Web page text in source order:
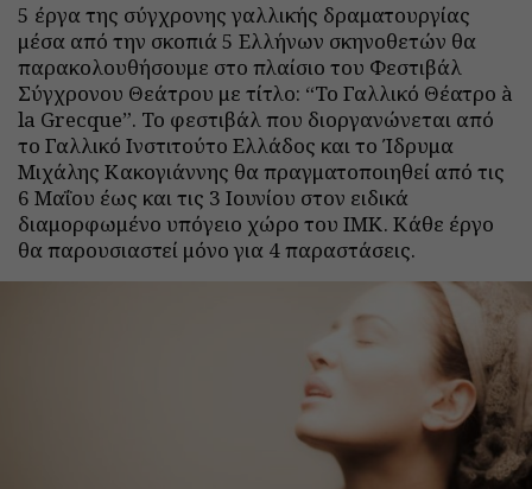
5 έργα της σύγχρονης γαλλικής δραματουργίας
μέσα από την σκοπιά 5 Ελλήνων σκηνοθετών θα
παρακολουθήσουμε στο πλαίσιο του Φεστιβάλ
Σύγχρονου Θεάτρου με τίτλο: “Το Γαλλικό Θέατρο à
la Grecque”. Το φεστιβάλ που διοργανώνεται από
το Γαλλικό Ινστιτούτο Ελλάδος και το Ίδρυμα
Μιχάλης Κακογιάννης θα πραγματοποιηθεί από τις
6 Μαΐου έως και τις 3 Ιουνίου στον ειδικά
διαμορφωμένο υπόγειο χώρο του ΙΜΚ. Κάθε έργο
θα παρουσιαστεί μόνο για 4 παραστάσεις.